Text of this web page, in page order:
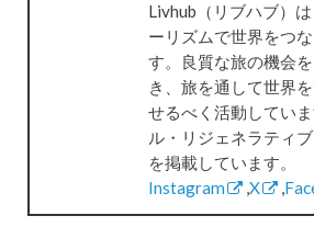
Livhub（リブハブ）
ーリズムで世界をつ
す。良質な旅の機会
き、旅を通して世界
せるべく活動してい
ル・リジェネラティ
を掲載しています。
Instagram
,X ,